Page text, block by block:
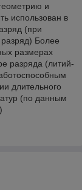
и
использован в
(при
Более
размерах
разряда (литий-
длительного
(по данным